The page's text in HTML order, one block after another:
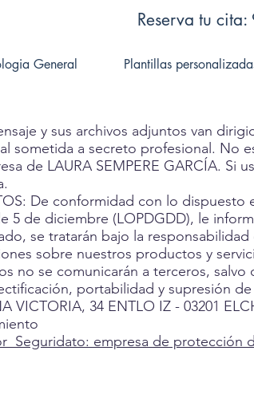
Reserva tu
General Plantillas
y sus archivos adjuntos van
sometida a secreto profesional. No
de LAURA SEMPERE GARCÍA.
De conformidad con lo dispuesto
5 de diciembre (LOPDGDD), le
se tratarán bajo la
sobre nuestros productos y
no se comunicarán a terceros,
portabilidad y supresión
VICTORIA, 34 ENTLO IZ - 03201
Seguridato: empresa de protección